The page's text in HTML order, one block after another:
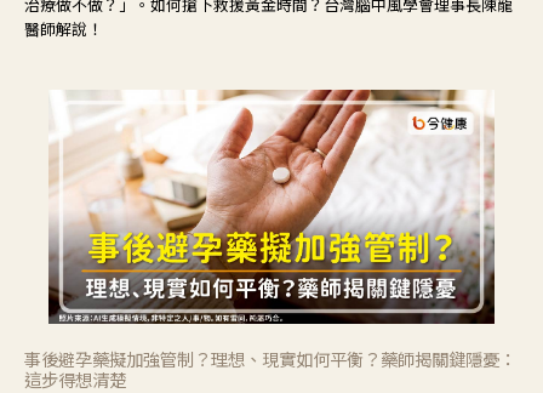
醫師解說！
事後避孕藥擬加強管制？理想、現實如何平衡？藥師揭關鍵隱憂：
這步得想清楚